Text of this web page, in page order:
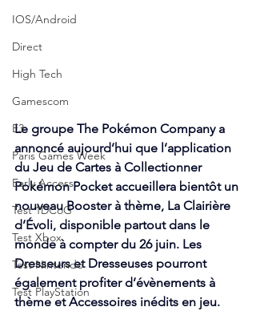
IOS/Android
Direct
High Tech
Gamescom
E3
Paris Games Week
Early Access
Test 1DCoG
Test Xbox
Test Nintendo
Test PlayStation
Le groupe The Pokémon Company a
annoncé aujourd’hui que l’application
du Jeu de Cartes à Collectionner
Pokémon Pocket accueillera bientôt un
nouveau Booster à thème, La Clairière
d’Évoli, disponible partout dans le
monde à compter du 26 juin. Les
Dresseurs et Dresseuses pourront
également profiter d’évènements à
thème et Accessoires inédits en jeu.